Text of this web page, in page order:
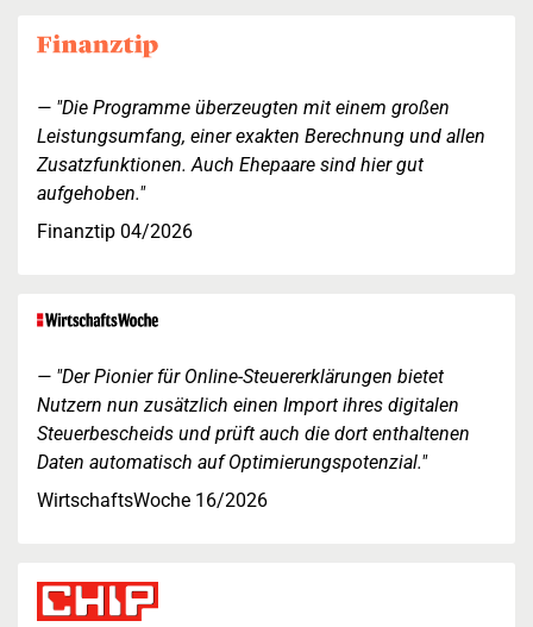
"Die Programme überzeugten mit einem großen
Leistungsumfang, einer exakten Berechnung und allen
Zusatzfunktionen. Auch Ehepaare sind hier gut
aufgehoben."
Finanztip 04/2026
"Der Pionier für Online-Steuererklärungen bietet
Nutzern nun zusätzlich einen Import ihres digitalen
Steuerbescheids und prüft auch die dort enthaltenen
Daten automatisch auf Optimierungspotenzial."
WirtschaftsWoche 16/2026